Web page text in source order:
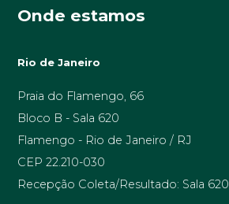
Onde estamos
Rio de Janeiro
Praia do Flamengo, 66
Bloco B - Sala 620
Flamengo - Rio de Janeiro / RJ
CEP 22.210-030
Recepção Coleta/Resultado: Sala 620